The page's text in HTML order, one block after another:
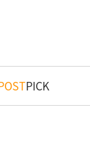
PICK